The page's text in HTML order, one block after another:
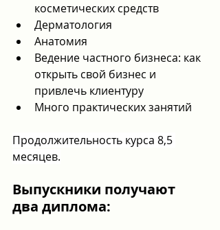
косметических средств
Дерматология
Анатомия
Ведение частного бизнеса: как
открыть свой бизнес и
привлечь клиентуру
Много практических занятий
Продолжительность курса 8,5
месяцев.
Выпускники получают
два диплома: